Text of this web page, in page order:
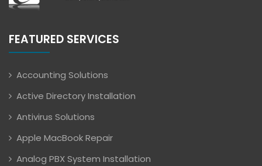
FEATURED SERVICES
Accounting Solutions
Active Directory Installation
Antivirus Solutions
Apple MacBook Repair
Analog PBX System Installation